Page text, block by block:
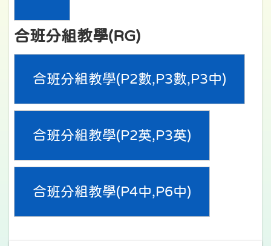
合班分組教學(RG)
合班分組教學(P2數,P3數,P3中)
合班分組教學(P2英,P3英)
合班分組教學(P4中,P6中)